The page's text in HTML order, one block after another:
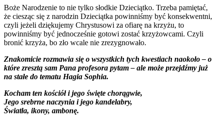
Boże Narodzenie to nie tylko słodkie Dzieciątko. Trzeba pamiętać,
że ciesząc się z narodzin Dzieciątka powinniśmy być konsekwentni,
czyli jeżeli dziękujemy Chrystusowi za ofiarę na krzyżu, to
powinniśmy być jednocześnie gotowi zostać krzyżowcami. Czyli
bronić krzyża, bo zło wcale nie zrezygnowało.
Znakomicie rozmawia się o wszystkich tych kwestiach naokoło – o
które zresztą sam Pana profesora pytam – ale może przejdźmy już
na stałe do tematu Hagia Sophia.
Kocham ten kościół i jego święte chorągwie,
Jego srebrne naczynia i jego kandelabry,
Światła, ikony, ambonę.